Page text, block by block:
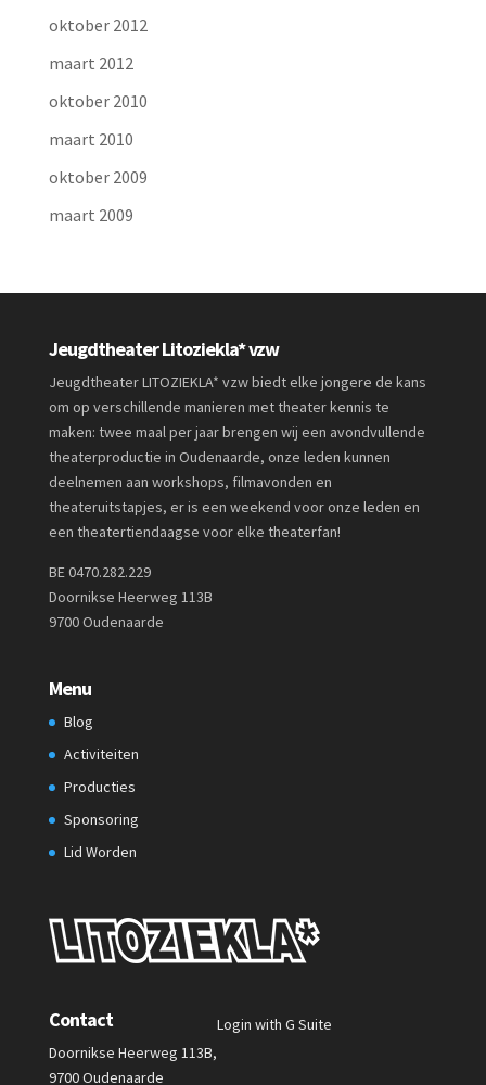
oktober 2012
maart 2012
oktober 2010
maart 2010
oktober 2009
maart 2009
Jeugdtheater Litoziekla* vzw
Jeugdtheater LITOZIEKLA* vzw biedt elke jongere de kans
om op verschillende manieren met theater kennis te
maken: twee maal per jaar brengen wij een avondvullende
theaterproductie in Oudenaarde, onze leden kunnen
deelnemen aan workshops, filmavonden en
theateruitstapjes, er is een weekend voor onze leden en
een theatertiendaagse voor elke theaterfan!
BE 0470.282.229
Doornikse Heerweg 113B
9700 Oudenaarde
Menu
Blog
Activiteiten
Producties
Sponsoring
Lid Worden
Contact
Doornikse Heerweg 113B,
9700 Oudenaarde
Login with G Suite